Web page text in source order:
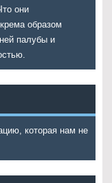
они
образом
палубы и
которая нам не